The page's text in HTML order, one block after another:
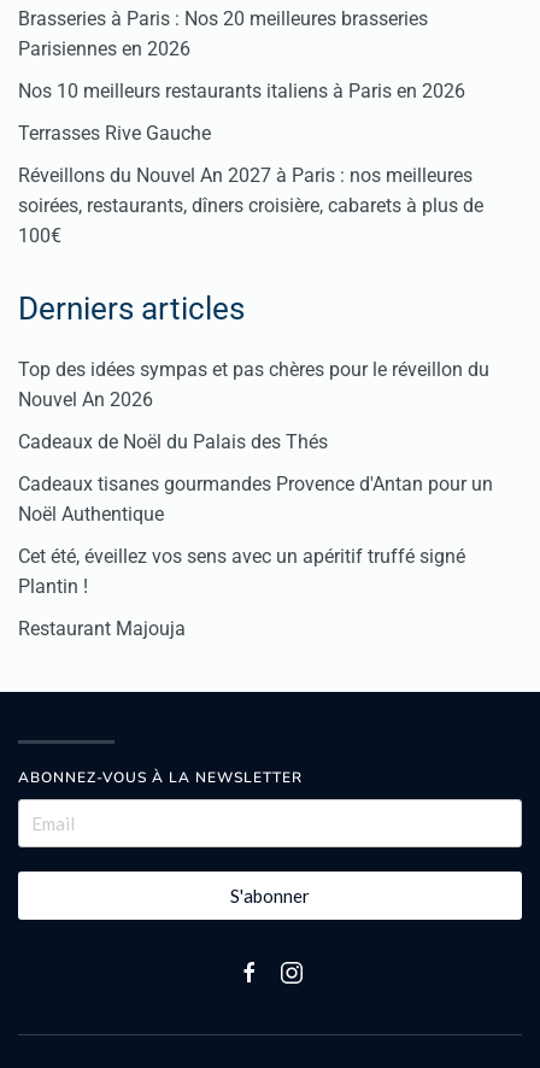
Brasseries à Paris : Nos 20 meilleures brasseries
Parisiennes en 2026
Nos 10 meilleurs restaurants italiens à Paris en 2026
Terrasses Rive Gauche
Réveillons du Nouvel An 2027 à Paris : nos meilleures
soirées, restaurants, dîners croisière, cabarets à plus de
100€
Derniers articles
Top des idées sympas et pas chères pour le réveillon du
Nouvel An 2026
Cadeaux de Noël du Palais des Thés
Cadeaux tisanes gourmandes Provence d'Antan pour un
Noël Authentique
Cet été, éveillez vos sens avec un apéritif truffé signé
Plantin !
Restaurant Majouja
ABONNEZ-VOUS À LA NEWSLETTER
S'abonner